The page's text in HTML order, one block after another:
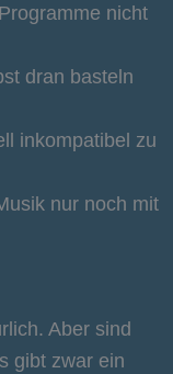
nicht
dran basteln
inkompatibel zu
nur noch mit
Aber sind
gibt zwar ein